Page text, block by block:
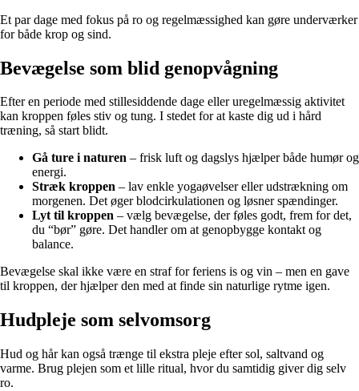
Et par dage med fokus på ro og regelmæssighed kan gøre underværker
for både krop og sind.
Bevægelse som blid genopvågning
Efter en periode med stillesiddende dage eller uregelmæssig aktivitet
kan kroppen føles stiv og tung. I stedet for at kaste dig ud i hård
træning, så start blidt.
Gå ture i naturen – frisk luft og dagslys hjælper både humør og
energi.
Stræk kroppen – lav enkle yogaøvelser eller udstrækning om
morgenen. Det øger blodcirkulationen og løsner spændinger.
Lyt til kroppen – vælg bevægelse, der føles godt, frem for det,
du “bør” gøre. Det handler om at genopbygge kontakt og
balance.
Bevægelse skal ikke være en straf for feriens is og vin – men en gave
til kroppen, der hjælper den med at finde sin naturlige rytme igen.
Hudpleje som selvomsorg
Hud og hår kan også trænge til ekstra pleje efter sol, saltvand og
varme. Brug plejen som et lille ritual, hvor du samtidig giver dig selv
ro.